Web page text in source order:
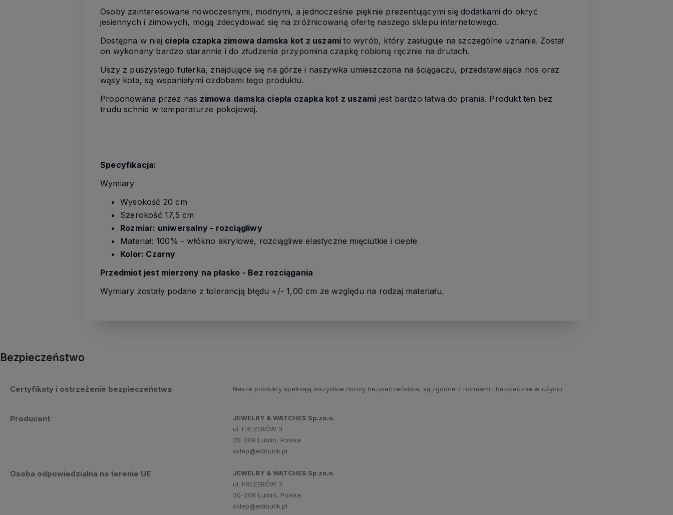
Osoby zainteresowane nowoczesnymi, modnymi, a jednocześnie pięknie prezentującymi się dodatkami do okryć
jesiennych i zimowych, mogą zdecydować się na zróżnicowaną ofertę naszego sklepu internetowego.
Dostępna w niej ciepła czapka zimowa damska kot z uszamito wyrób, który zasługuje na szczególne uznanie. Został
on wykonany bardzo starannie i do złudzenia przypomina czapkę robioną ręcznie na drutach.
Uszy z puszystego futerka, znajdujące się na górze i naszywka umieszczona na ściągaczu, przedstawiająca nos oraz
wąsy kota, są wspaniałymi ozdobami tego produktu.
Proponowana przez nas zimowa damska ciepła czapka kot z uszami jest bardzo łatwa do prania. Produkt ten bez
trudu schnie w temperaturze pokojowej.
Specyfikacja:
Wymiary
Wysokość 20 cm
Szerokość 17,5 cm
Rozmiar: uniwersalny - rozciągliwy
Materiał: 100% - włókno akrylowe, rozciągliwe elastyczne mięciutkie i ciepłe
Kolor: Czarny
Przedmiot jest mierzony na płasko - Bez rozciągania
Wymiary zostały podane z tolerancją błędu +/- 1,00 cm ze względu na rodzaj materiału.
Bezpieczeństwo
Certyfikaty i ostrzeżenie bezpieczeństwa Nasze produkty spełniają wszystkie normy bezpieczeństwa, są zgodne z normami i bezpieczne w użyciu.
Producent
JEWELRY & WATCHES Sp.zo.o.
ul. FREZERÓW 3
20-209 Lublin, Polska
sklep@edibutik.pl
Osoba odpowiedzialna na terenie UE
JEWELRY & WATCHES Sp.zo.o.
ul. FREZERÓW 3
20-209 Lublin, Polska
sklep@edibutik.pl